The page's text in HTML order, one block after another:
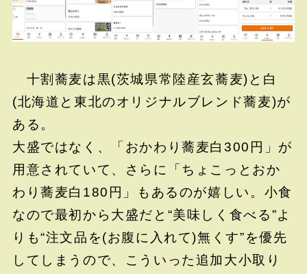
十割蕎麦は黒(茨城県常陸産玄蕎麦)と白
(北海道と東北のオリジナルブレンド蕎麦)が
ある。
大盛ではなく、「おかわり蕎麦白300円」が
用意されていて、さらに「ちょこっとおか
わり蕎麦白180円」もあるのが嬉しい。小食
なので最初から大盛だと“美味しく食べる”よ
りも“注文品を(お腹に入れて)無くす”を優先
してしまうので、こういった追加大小取り